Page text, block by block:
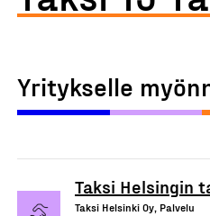
Yritykselle
Taksi Helsingin
Taksi Helsinki Oy, Palvelu